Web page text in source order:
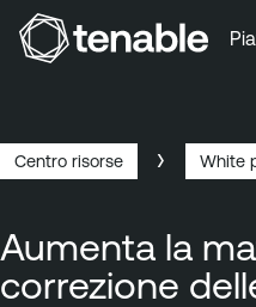
Vai a Piè di pagina
Breadcrumb
Centro risorse White
Aumenta la
correzione